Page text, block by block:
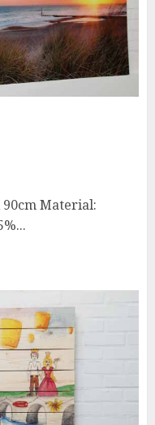
90cm Material: